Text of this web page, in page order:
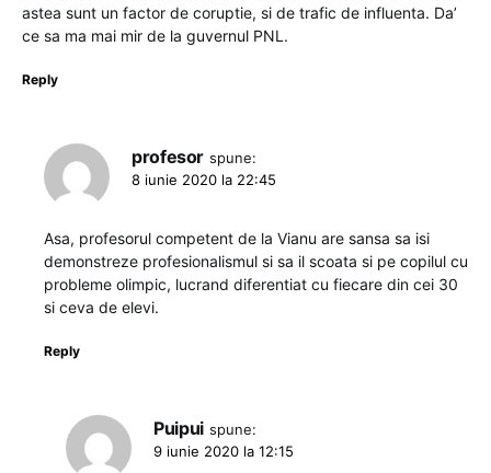
astea sunt un factor de coruptie, si de trafic de influenta. Da’
ce sa ma mai mir de la guvernul PNL.
Reply
profesor spune:
8 iunie 2020 la 22:45
Asa, profesorul competent de la Vianu are sansa sa isi
demonstreze profesionalismul si sa il scoata si pe copilul cu
probleme olimpic, lucrand diferentiat cu fiecare din cei 30
si ceva de elevi.
Reply
Puipui spune:
9 iunie 2020 la 12:15